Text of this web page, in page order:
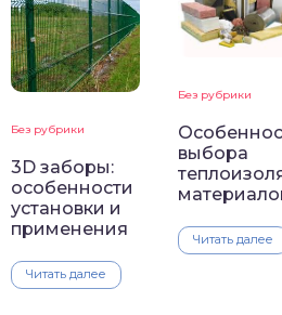
Без рубрики
3D заборы:
особенности
установки и
применения
Читать далее
Без рубрики
выбора
Читать далее